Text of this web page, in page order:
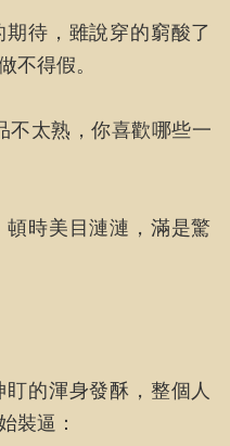
待，雖說穿的窮酸了
不得假。
不太熟，你喜歡哪些一
時美目漣漣，滿是驚
的渾身發酥，整個人
裝逼：